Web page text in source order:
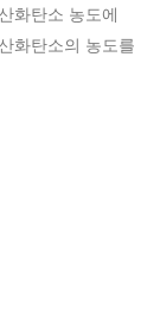
화탄소 농도에
화탄소의 농도를